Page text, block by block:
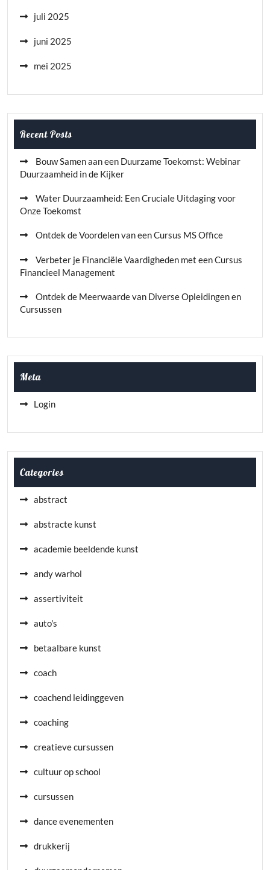
juli 2025
juni 2025
mei 2025
Recent Posts
Bouw Samen aan een Duurzame Toekomst: Webinar
Duurzaamheid in de Kijker
Water Duurzaamheid: Een Cruciale Uitdaging voor
Onze Toekomst
Ontdek de Voordelen van een Cursus MS Office
Verbeter je Financiële Vaardigheden met een Cursus
Financieel Management
Ontdek de Meerwaarde van Diverse Opleidingen en
Cursussen
Meta
Login
Categories
abstract
abstracte kunst
academie beeldende kunst
andy warhol
assertiviteit
auto's
betaalbare kunst
coach
coachend leidinggeven
coaching
creatieve cursussen
cultuur op school
cursussen
dance evenementen
drukkerij